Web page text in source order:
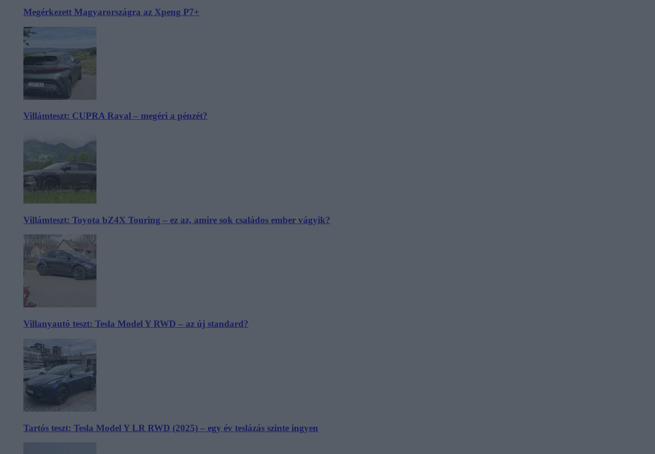
Megérkezett Magyarországra az Xpeng P7+
Villámteszt: CUPRA Raval – megéri a pénzét?
Villámteszt: Toyota bZ4X Touring – ez az, amire sok családos ember vágyik?
Villanyautó teszt: Tesla Model Y RWD – az új standard?
Tartós teszt: Tesla Model Y LR RWD (2025) – egy év teslázás szinte ingyen